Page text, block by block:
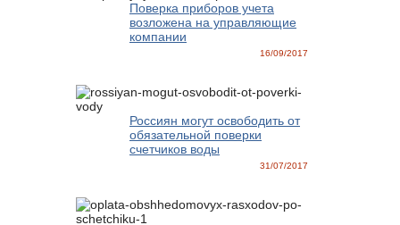
Поверка приборов учета
возложена на управляющие
компании
16/09/2017
Россиян могут освободить от
обязательной поверки
счетчиков воды
31/07/2017